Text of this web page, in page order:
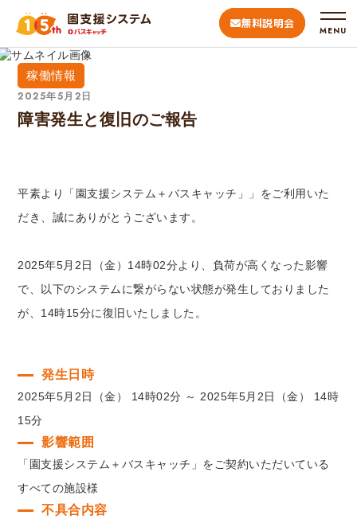
無料説明会
MENU
稼働情報
2025年5月2日
障害発生と復旧のご報告
平素より「園支援システム＋バスキャッチ」」をご利用いた
だき、誠にありがとうございます。
2025年5月2日（金）14時02分より、負荷が高くなった影響
で、以下のシステムに繋がらない状態が発生しておりました
が、14時15分に復旧いたしました。
発生日時
2025年5月2日（金） 14時02分 ～ 2025年5月2日（金） 14時
15分
影響範囲
「園支援システム＋バスキャッチ」をご契約いただいている
すべての施設様
不具合内容